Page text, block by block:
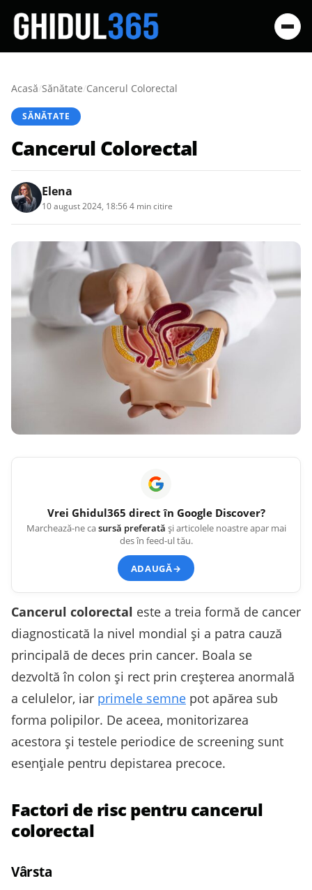
Acasă/Sănătate/Cancerul Colorectal
SĂNĂTATE
Cancerul Colorectal
Elena
10 august 2024, 18:564 min citire
Vrei Ghidul365 direct în Google Discover?
Marchează-ne casursă preferată și articolele noastre apar mai
des în feed-ul tău.
ADAUGĂ→
Cancerul colorectal este a treia formă de cancer
diagnosticată la nivel mondial și a patra cauză
principală de deces prin cancer. Boala se
dezvoltă în colon și rect prin creșterea anormală
a celulelor, iar primele semne pot apărea sub
forma polipilor. De aceea, monitorizarea
acestora și testele periodice de screening sunt
esențiale pentru depistarea precoce.
Factori de risc pentru cancerul
colorectal
Vârsta